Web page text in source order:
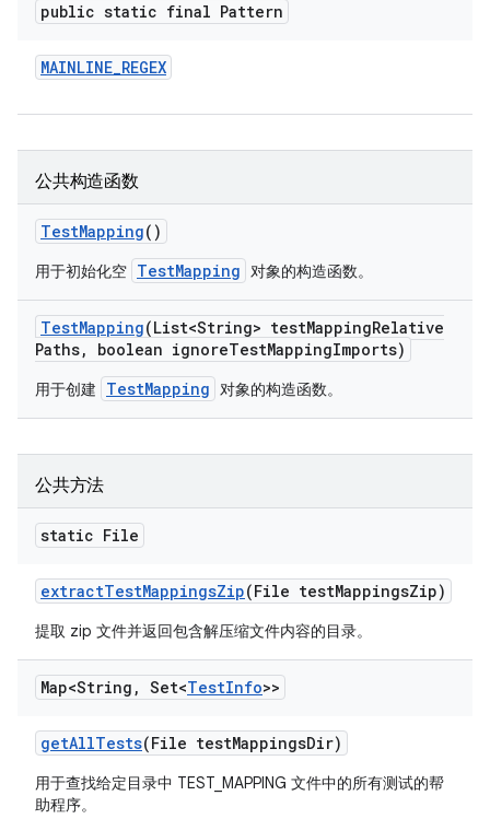
public static final Pattern
MAINLINE_REGEX
公共构造函数
TestMapping()
用于初始化空 TestMapping 对象的构造函数。
TestMapping(List<String> testMappingRelative
Paths, boolean ignoreTestMappingImports)
用于创建 TestMapping 对象的构造函数。
公共方法
static File
extractTestMappingsZip(File testMappingsZip)
提取 zip 文件并返回包含解压缩文件内容的目录。
Map<String , Set<TestInfo>>
getAllTests(File testMappingsDir)
用于查找给定目录中 TEST_MAPPING 文件中的所有测试的帮
助程序。